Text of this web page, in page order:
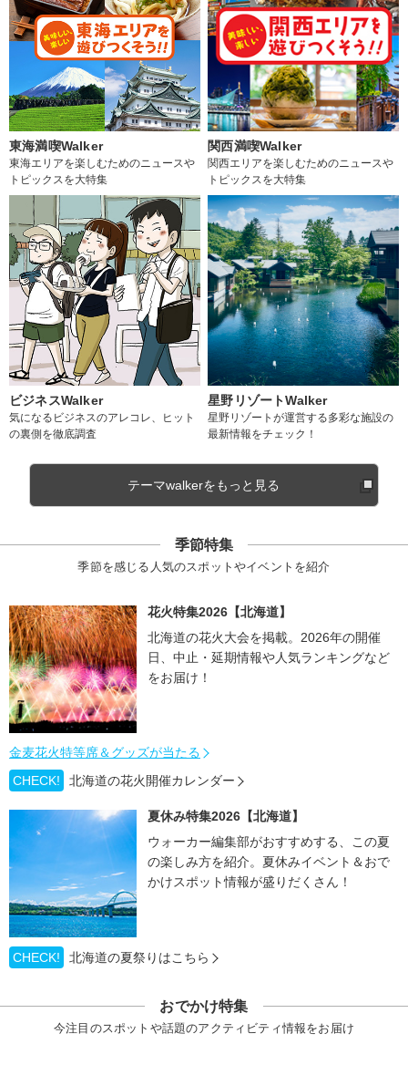
東海満喫Walker
東海エリアを楽しむためのニュースや
トピックスを大特集
関西満喫Walker
関西エリアを楽しむためのニュースや
トピックスを大特集
ビジネスWalker
気になるビジネスのアレコレ、ヒット
の裏側を徹底調査
星野リゾートWalker
星野リゾートが運営する多彩な施設の
最新情報をチェック！
テーマwalkerをもっと見る
季節特集
季節を感じる人気のスポットやイベントを紹介
花火特集2026【北海道】
北海道の花火大会を掲載。2026年の開催
日、中止・延期情報や人気ランキングなど
をお届け！
金麦花火特等席＆グッズが当たる
CHECK!
北海道の花火開催カレンダー
夏休み特集2026【北海道】
ウォーカー編集部がおすすめする、この夏
の楽しみ方を紹介。夏休みイベント＆おで
かけスポット情報が盛りだくさん！
CHECK! 北海道の夏祭りはこちら
おでかけ特集
今注目のスポットや話題のアクティビティ情報をお届け